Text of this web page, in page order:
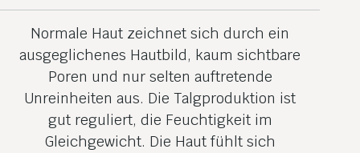
Normale Haut zeichnet sich durch ein
ausgeglichenes Hautbild, kaum sichtbare
Poren und nur selten auftretende
Unreinheiten aus. Die Talgproduktion ist
gut reguliert, die Feuchtigkeit im
Gleichgewicht. Die Haut fühlt sich